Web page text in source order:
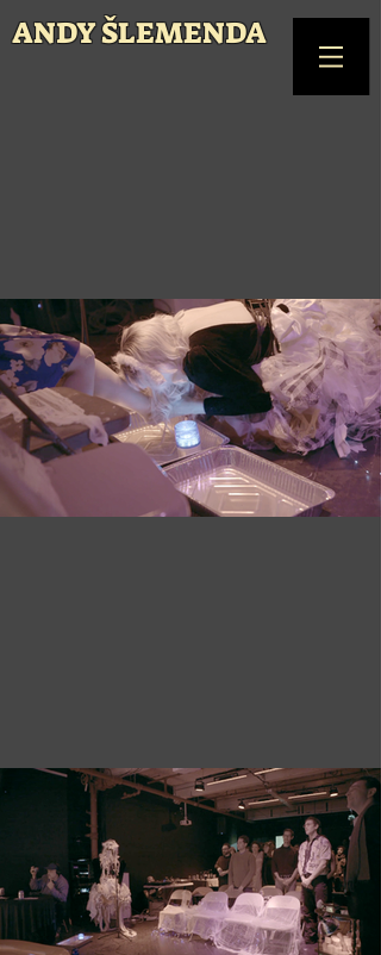
ANDY ŠLEMENDA